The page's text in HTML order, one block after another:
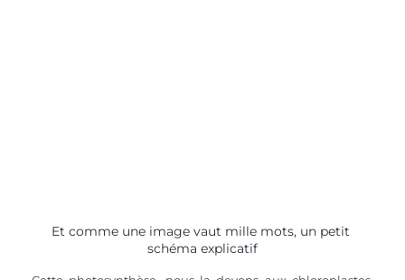
Et comme une image vaut mille mots, un petit
schéma explicatif